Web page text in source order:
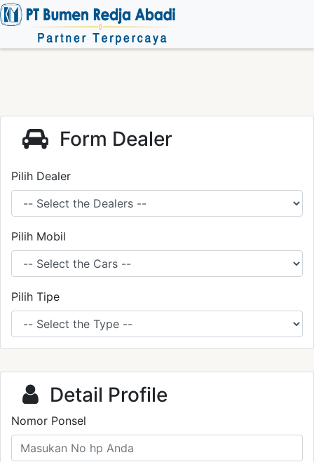
Form Dealer
Pilih Dealer
Pilih Mobil
Pilih Tipe
Detail Profile
Nomor Ponsel